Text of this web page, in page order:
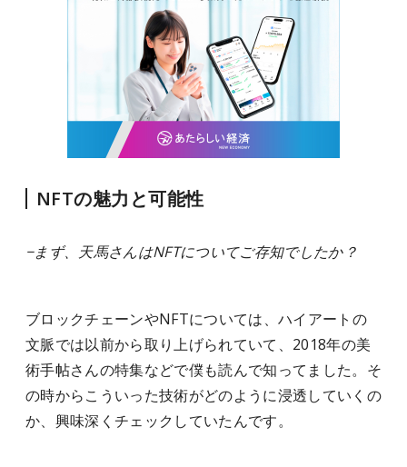
NFTの魅力と可能性
−まず、天馬さんはNFTについてご存知でしたか？
ブロックチェーンやNFTについては、ハイアートの
文脈では以前から取り上げられていて、2018年の美
術手帖さんの特集などで僕も読んで知ってました。そ
の時からこういった技術がどのように浸透していくの
か、興味深くチェックしていたんです。